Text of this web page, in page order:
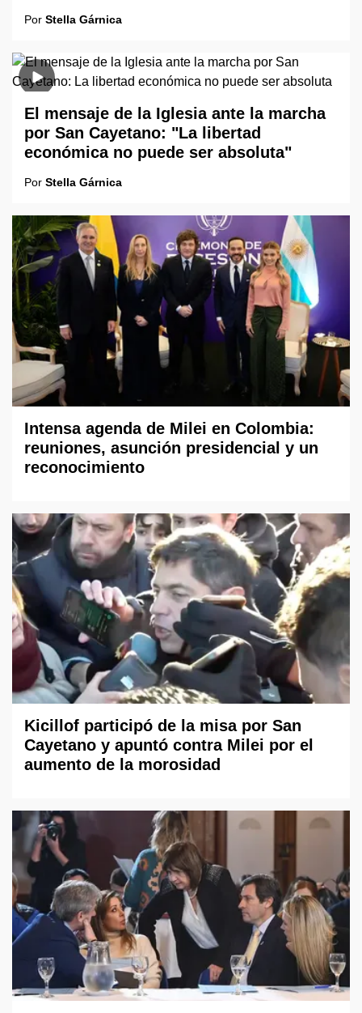
Por Stella Gárnica
El mensaje de la Iglesia ante la marcha
por San Cayetano: "La libertad
económica no puede ser absoluta"
Por Stella Gárnica
Intensa agenda de Milei en Colombia:
reuniones, asunción presidencial y un
reconocimiento
Kicillof participó de la misa por San
Cayetano y apuntó contra Milei por el
aumento de la morosidad